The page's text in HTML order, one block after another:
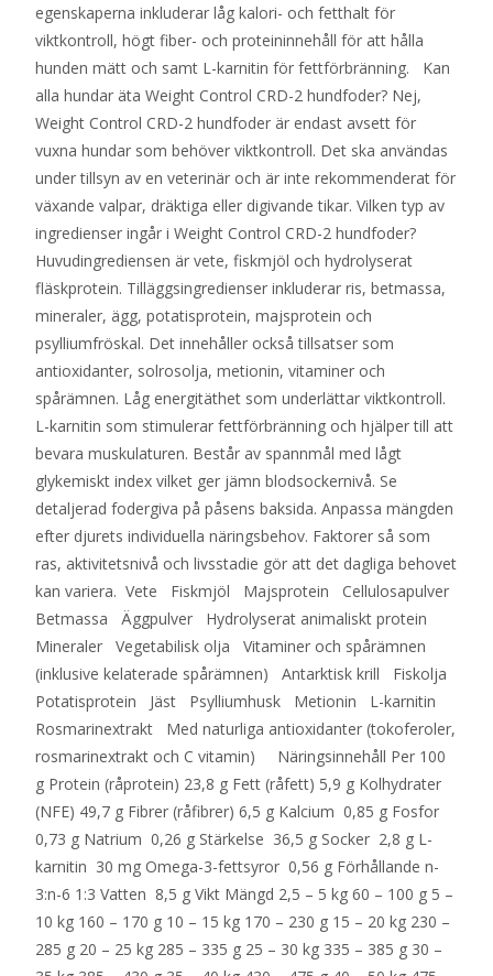
egenskaperna inkluderar låg kalori- och fetthalt för
viktkontroll, högt fiber- och proteininnehåll för att hålla
hunden mätt och samt L-karnitin för fettförbränning. Kan
alla hundar äta Weight Control CRD-2 hundfoder? Nej,
Weight Control CRD-2 hundfoder är endast avsett för
vuxna hundar som behöver viktkontroll. Det ska användas
under tillsyn av en veterinär och är inte rekommenderat för
växande valpar, dräktiga eller digivande tikar. Vilken typ av
ingredienser ingår i Weight Control CRD-2 hundfoder?
Huvudingrediensen är vete, fiskmjöl och hydrolyserat
fläskprotein. Tilläggsingredienser inkluderar ris, betmassa,
mineraler, ägg, potatisprotein, majsprotein och
psylliumfröskal. Det innehåller också tillsatser som
antioxidanter, solrosolja, metionin, vitaminer och
spårämnen. Låg energitäthet som underlättar viktkontroll.
L-karnitin som stimulerar fettförbränning och hjälper till att
bevara muskulaturen. Består av spannmål med lågt
glykemiskt index vilket ger jämn blodsockernivå. Se
detaljerad fodergiva på påsens baksida. Anpassa mängden
efter djurets individuella näringsbehov. Faktorer så som
ras, aktivitetsnivå och livsstadie gör att det dagliga behovet
kan variera. Vete Fiskmjöl Majsprotein Cellulosapulver
Betmassa Äggpulver Hydrolyserat animaliskt protein
Mineraler Vegetabilisk olja Vitaminer och spårämnen
(inklusive kelaterade spårämnen) Antarktisk krill Fiskolja
Potatisprotein Jäst Psylliumhusk Metionin L-karnitin
Rosmarinextrakt Med naturliga antioxidanter (tokoferoler,
rosmarinextrakt och C vitamin) Näringsinnehåll Per 100
g Protein (råprotein) 23,8 g Fett (råfett) 5,9 g Kolhydrater
(NFE) 49,7 g Fibrer (råfibrer) 6,5 g Kalcium 0,85 g Fosfor
0,73 g Natrium 0,26 g Stärkelse 36,5 g Socker 2,8 g L-
karnitin 30 mg Omega-3-fettsyror 0,56 g Förhållande n-
3:n-6 1:3 Vatten 8,5 g Vikt Mängd 2,5 – 5 kg 60 – 100 g 5 –
10 kg 160 – 170 g 10 – 15 kg 170 – 230 g 15 – 20 kg 230 –
285 g 20 – 25 kg 285 – 335 g 25 – 30 kg 335 – 385 g 30 –